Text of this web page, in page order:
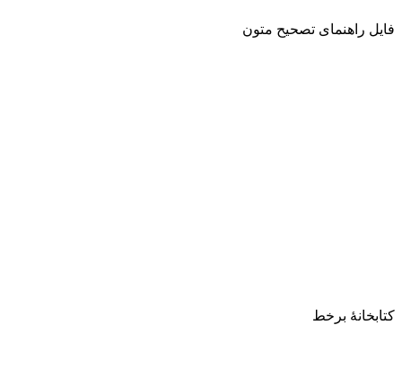
فایل راهنمای تصحیح متون
کتابخانۀ برخط